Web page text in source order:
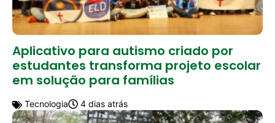
Aplicativo para autismo criado por
estudantes transforma projeto escolar
em solução para famílias
Tecnologia 4 dias atrás